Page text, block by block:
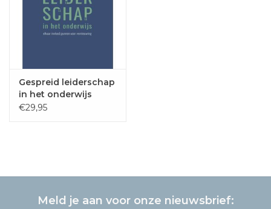
Gespreid leiderschap
in het onderwijs
€29,95
Meld je aan voor onze nieuwsbrief: